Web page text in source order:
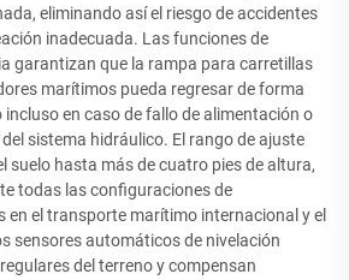
eliminando así el riesgo de accidentes
inadecuada. Las funciones de
garantizan que la rampa para carretillas
marítimos pueda regresar de forma
incluso en caso de fallo de alimentación o
sistema hidráulico. El rango de ajuste
suelo hasta más de cuatro pies de altura,
todas las configuraciones de
en el transporte marítimo internacional y el
sensores automáticos de nivelación
del terreno y compensan